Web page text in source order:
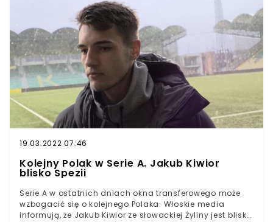
raz kolejny przekonała się o klasie Bartosza
Bereszyńskiego. Sampdoria z Polakiem w składzie w
niedzielę po południu podejmowała na własnym
stadionie mistrza Włoch Inter Mediolan.Co ważne
Bereszyński wystąpił od pierwszej minuty, co nie było
takie pewne przed meczem. 29-latek wrócił do Włoch ze
zgrupowania reprezentacji Polski z kontuzją. Obrońca
jeszcze w pierwszej połowie meczu z Albanią (4:1) zszedł
z boiska, a kontuzja nie pozwoliła mu zagrać w
spotkaniach z San Marino (7:1) i Anglią (1:1).
19.03.2022 07:46
Kolejny Polak w Serie A. Jakub Kiwior
blisko Spezii
Serie A w ostatnich dniach okna transferowego może
wzbogacić się o kolejnego Polaka. Włoskie media
informują, że Jakub Kiwior ze słowackiej Żyliny jest blisko